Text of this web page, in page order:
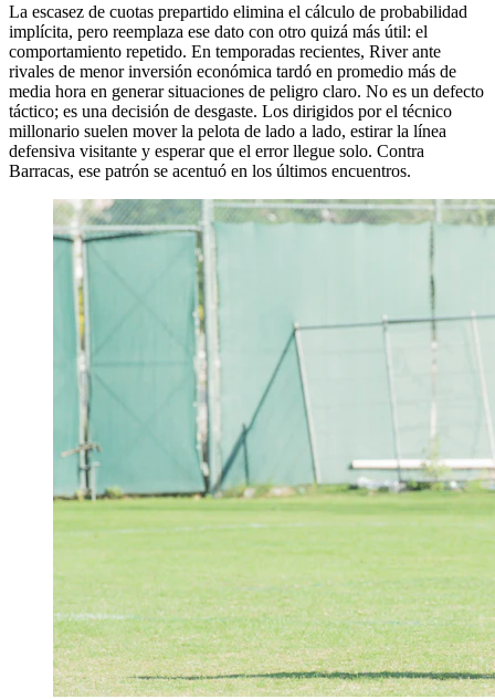
La escasez de cuotas prepartido elimina el cálculo de probabilidad
implícita, pero reemplaza ese dato con otro quizá más útil: el
comportamiento repetido. En temporadas recientes, River ante
rivales de menor inversión económica tardó en promedio más de
media hora en generar situaciones de peligro claro. No es un defecto
táctico; es una decisión de desgaste. Los dirigidos por el técnico
millonario suelen mover la pelota de lado a lado, estirar la línea
defensiva visitante y esperar que el error llegue solo. Contra
Barracas, ese patrón se acentuó en los últimos encuentros.